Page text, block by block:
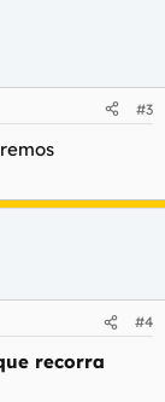
#3
#4
recorra